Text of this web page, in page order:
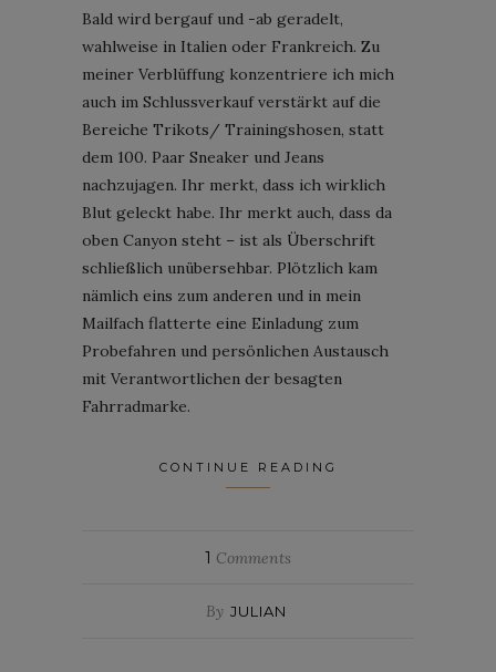
Bald wird bergauf und -ab geradelt,
wahlweise in Italien oder Frankreich. Zu
meiner Verblüffung konzentriere ich mich
auch im Schlussverkauf verstärkt auf die
Bereiche Trikots/ Trainingshosen, statt
dem 100. Paar Sneaker und Jeans
nachzujagen. Ihr merkt, dass ich wirklich
Blut geleckt habe. Ihr merkt auch, dass da
oben Canyon steht – ist als Überschrift
schließlich unübersehbar. Plötzlich kam
nämlich eins zum anderen und in mein
Mailfach flatterte eine Einladung zum
Probefahren und persönlichen Austausch
mit Verantwortlichen der besagten
Fahrradmarke.
CONTINUE READING
1 Comments
By JULIAN